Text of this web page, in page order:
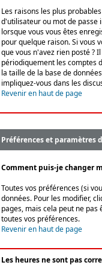
Les raisons les plus
d'utilisateur ou mot de passe
lorsque vous vous êtes
pour quelque raison. Si vous
que vous n'avez rien posté ?
périodiquement les comptes
la taille de la base de
impliquez-vous dans les
Revenir en haut de page
Préférences et paramètres
Comment puis-je changer
Toutes vos préférences (si
données. Pour les modifier,
pages, mais cela peut ne
toutes vos préférences.
Revenir en haut de page
Les heures ne sont pas